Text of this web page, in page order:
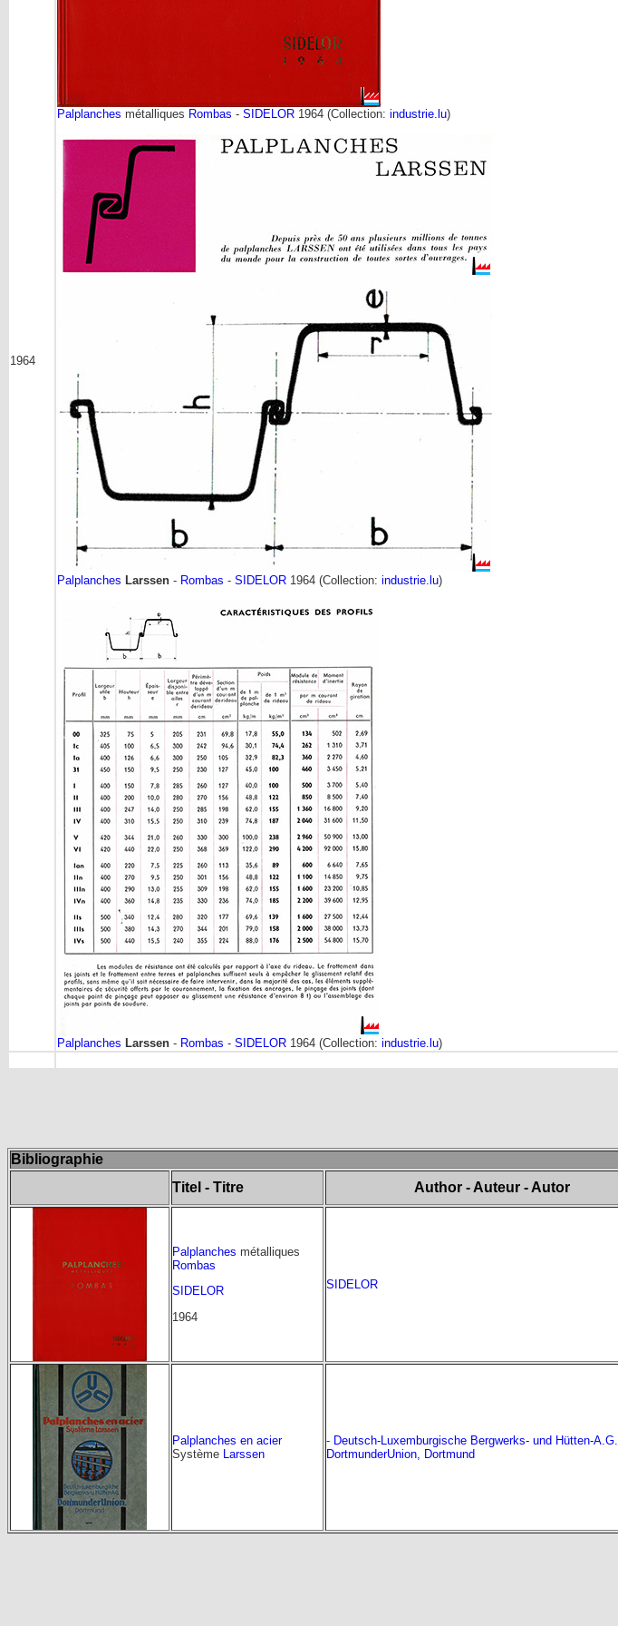
1964
Palplanches métalliques Rombas - SIDELOR 1964 (Collection: industrie.lu)
Palplanches Larssen - Rombas - SIDELOR 1964 (Collection: industrie.lu)
Palplanches Larssen - Rombas - SIDELOR 1964 (Collection: industrie.lu)
Bibliographie
Titel - Titre
Author - Auteur - Autor
Palplanches métalliques
Rombas
SIDELOR
1964
SIDELOR
Palplanches en acier
Système Larssen
- Deutsch-Luxemburgische Bergwerks- und Hütten-A.G.
DortmunderUnion, Dortmund